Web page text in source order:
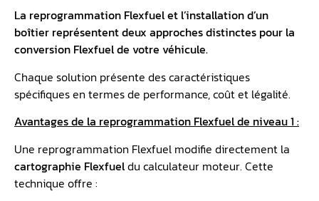
La reprogrammation Flexfuelet l’installation d’un
boîtier représentent deux approches distinctes pour la
conversion Flexfuel de votre véhicule.
Chaque solution présente des caractéristiques
spécifiques en termes de performance, coût et légalité.
Avantages de la reprogrammation Flexfuel de niveau 1 :
Une reprogrammation Flexfuel modifie directement la
cartographie Flexfueldu calculateur moteur. Cette
technique offre :